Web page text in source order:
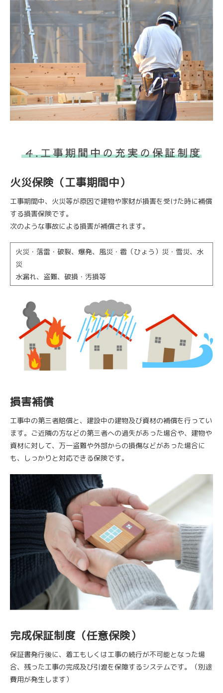
火災保険（工事期間中）
工事期間中、火災等が原因で建物や家財が損害を受けた時に補償
する損害保険です。
次のような事故による損害が補償されます。
火災・落雷・破裂、爆発、風災・雹（ひょう）災・雪災、水
災
水漏れ、盗難、破損・汚損等
損害補償
工事中の第三者賠償と、建設中の建物及び資材の補償を行ってい
ます。ご近隣の方などの第三者への過失があった場合や、建物や
資材に対して、万一盗難や外部からの損傷などがあった場合に
も、しっかりと対応できる保険です。
完成保証制度（任意保険）
保証書発行後に、着工もしくは工事の続行が不可能となった場
合、残った工事の完成及び引渡を保障するシステムです。（別途
費用が発生します）